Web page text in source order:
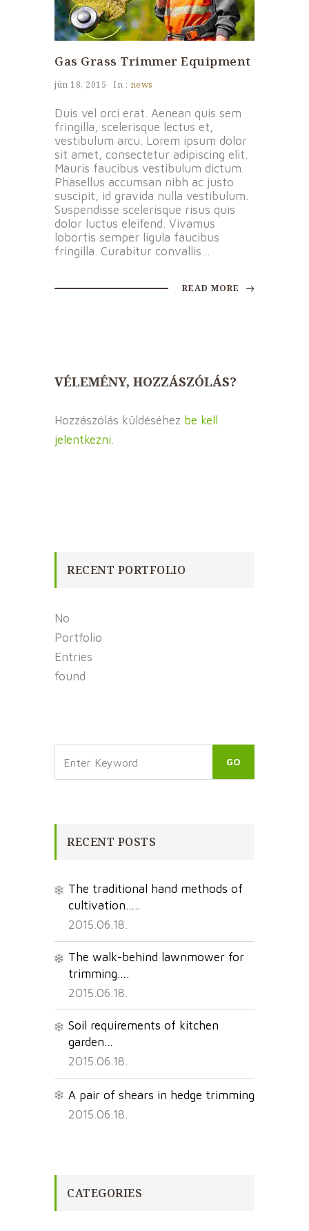
Gas Grass Trimmer Equipment
jún 18, 2015 In : news
Duis vel orci erat. Aenean quis sem
fringilla, scelerisque lectus et,
vestibulum arcu. Lorem ipsum dolor
sit amet, consectetur adipiscing elit.
Mauris faucibus vestibulum dictum.
Phasellus accumsan nibh ac justo
suscipit, id gravida nulla vestibulum.
Suspendisse scelerisque risus quis
dolor luctus eleifend. Vivamus
lobortis semper ligula faucibus
fringilla. Curabitur convallis...
READ MORE
VÉLEMÉNY, HOZZÁSZÓLÁS?
Hozzászólás küldéséhez be kell
jelentkezni
RECENT PORTFOLIO
No
Portfolio
Entries
found
RECENT POSTS
The traditional hand methods of
cultivation…..
2015.06.18.
The walk-behind lawnmower for
trimming….
2015.06.18.
Soil requirements of kitchen
garden…
2015.06.18.
A pair of shears in hedge trimming
2015.06.18.
CATEGORIES